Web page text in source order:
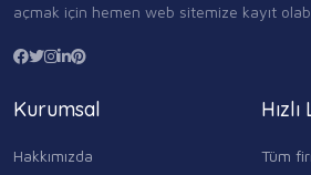
açmak için hemen web sitemize kayıt
Kurumsal
Hakkımızda
Tüm